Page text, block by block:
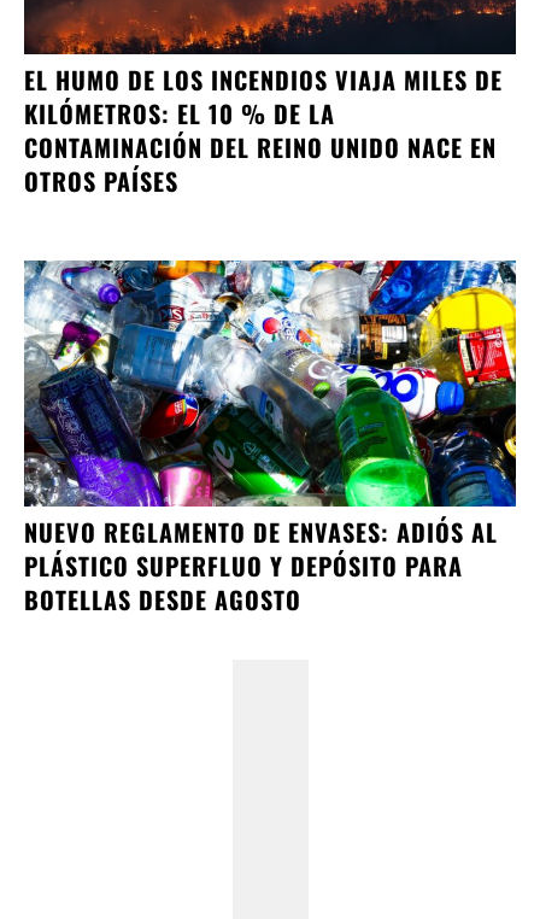
EL HUMO DE LOS INCENDIOS VIAJA MILES DE
KILÓMETROS: EL 10 % DE LA
CONTAMINACIÓN DEL REINO UNIDO NACE EN
OTROS PAÍSES
NUEVO REGLAMENTO DE ENVASES: ADIÓS AL
PLÁSTICO SUPERFLUO Y DEPÓSITO PARA
BOTELLAS DESDE AGOSTO